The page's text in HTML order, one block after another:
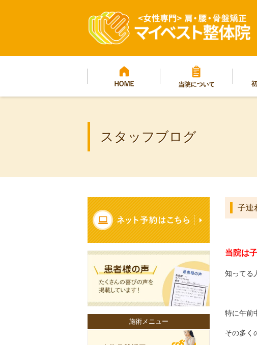
マイベスト整体院グルー
プ
スタッフブログ
子連
当院は
知ってる
特に午前
その多く
施術メニュー